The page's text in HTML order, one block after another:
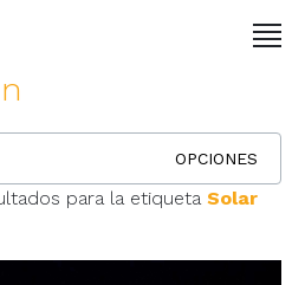
OPCIONES
para la etiqueta Solar